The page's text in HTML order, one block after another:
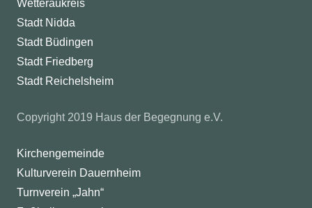
Wetteraukreis
Stadt Nidda
Stadt Büdingen
Stadt Friedberg
Stadt Reichelsheim
Copyright 2019 Haus der Begegnung e.V.
Kirchengemeinde
Kulturverein Dauernheim
Turnverein „Jahn“